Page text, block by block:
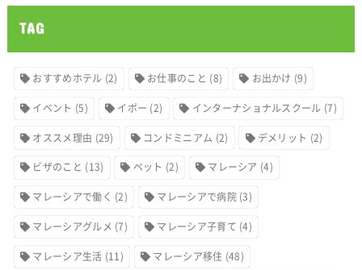
TAG
おすすめホテル (2) お仕事のこと (8) お出かけ (9)
イベント (5) イポー (2) インターナショナルスクール (7)
オススメ理由 (29) コンドミニアム (2) デメリット (2)
ビザのこと (13) ペット (2) マレーシア (4)
マレーシアで働く (2) マレーシアで病院(3)
マレーシアグルメ (7) マレーシア子育て (4)
マレーシア生活 (11) マレーシア移住 (48)